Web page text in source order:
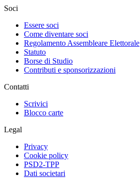
Soci
Essere soci
Come diventare soci
Regolamento Assembleare Elettorale
Statuto
Borse di Studio
Contributi e sponsorizzazioni
Contatti
Scrivici
Blocco carte
Legal
Privacy
Cookie policy
PSD2-TPP
Dati societari